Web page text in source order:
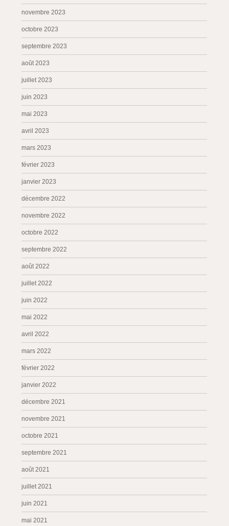
novembre 2023
octobre 2023
septembre 2023
août 2023
juillet 2023
juin 2023
mai 2023
avril 2023
mars 2023
février 2023
janvier 2023
décembre 2022
novembre 2022
octobre 2022
septembre 2022
août 2022
juillet 2022
juin 2022
mai 2022
avril 2022
mars 2022
février 2022
janvier 2022
décembre 2021
novembre 2021
octobre 2021
septembre 2021
août 2021
juillet 2021
juin 2021
mai 2021